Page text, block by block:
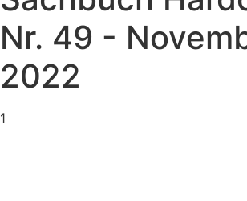
Nr. 49 -
2022
1